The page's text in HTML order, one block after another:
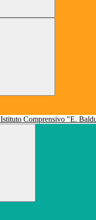
Istituto Comprensivo "E.